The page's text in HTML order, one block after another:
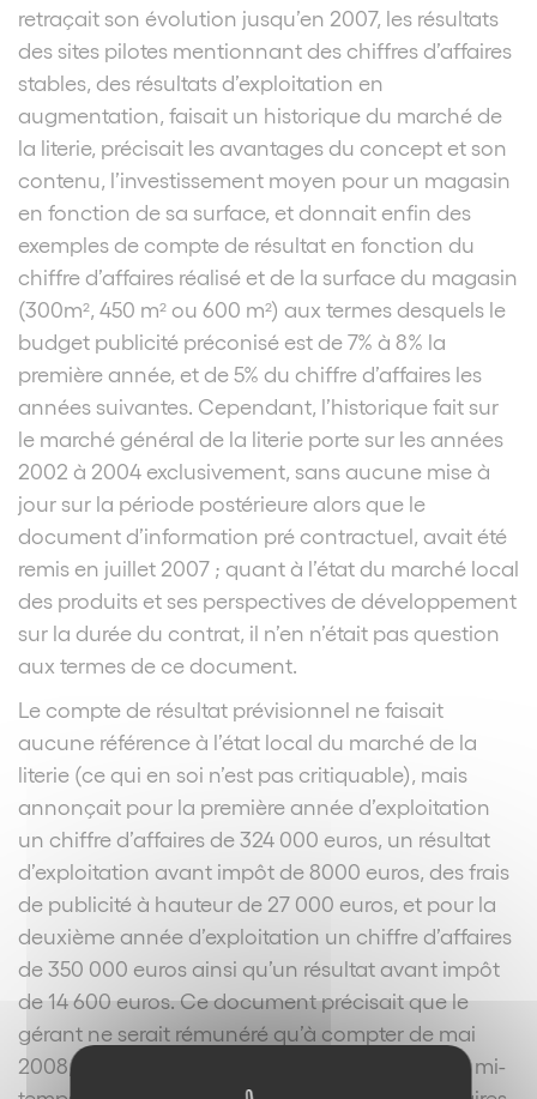
retraçait son évolution jusqu’en 2007, les résultats
des sites pilotes mentionnant des chiffres d’affaires
stables, des résultats d’exploitation en
augmentation, faisait un historique du marché de
la literie, précisait les avantages du concept et son
contenu, l’investissement moyen pour un magasin
en fonction de sa surface, et donnait enfin des
exemples de compte de résultat en fonction du
chiffre d’affaires réalisé et de la surface du magasin
(300m², 450 m² ou 600 m²) aux termes desquels le
budget publicité préconisé est de 7% à 8% la
première année, et de 5% du chiffre d’affaires les
années suivantes. Cependant, l’historique fait sur
le marché général de la literie porte sur les années
2002 à 2004 exclusivement, sans aucune mise à
jour sur la période postérieure alors que le
document d’information pré contractuel, avait été
remis en juillet 2007 ; quant à l’état du marché local
des produits et ses perspectives de développement
sur la durée du contrat, il n’en n’était pas question
aux termes de ce document.
Le compte de résultat prévisionnel ne faisait
aucune référence à l’état local du marché de la
literie (ce qui en soi n’est pas critiquable), mais
annonçait pour la première année d’exploitation
un chiffre d’affaires de 324 000 euros, un résultat
d’exploitation avant impôt de 8000 euros, des frais
de publicité à hauteur de 27 000 euros, et pour la
deuxième année d’exploitation un chiffre d’affaires
de 350 000 euros ainsi qu’un résultat avant impôt
de 14 600 euros. Ce document précisait que le
gérant ne serait rémunéré qu’à compter de mai
2008, et préconisait l’emploi d’une vendeuse à mi-